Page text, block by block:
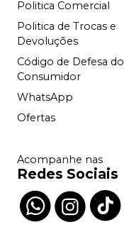
Politica Comercial
Politica de Trocas e
Devoluções
Código de Defesa do
Consumidor
WhatsApp
Ofertas
Acompanhe nas
Redes Sociais